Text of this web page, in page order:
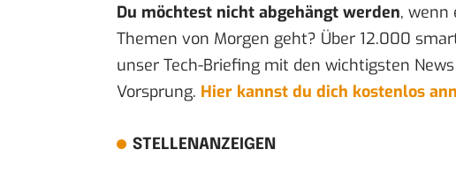
Du möchtest nicht abgehängt werden, wenn
Themen von Morgen geht? Über 12.000
unser Tech-Briefing mit den wichtigsten
Vorsprung. Hier kannst du dich kostenlos
STELLENANZEIGEN